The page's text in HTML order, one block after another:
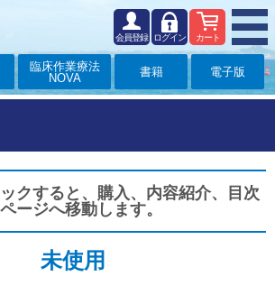
カート
ログイン
会員登録
臨床作業療法
NOVA
書籍 電子版
クすると、購入、内容紹介、目次
ージへ移動します。
未使用